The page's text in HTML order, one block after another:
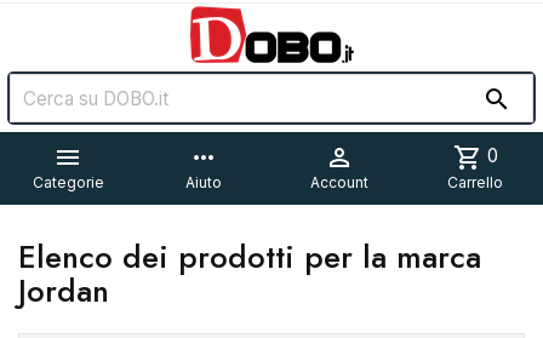


Categorie
more_horiz
Aiuto

Account
shopping_cart 0
Carrello
Elenco dei prodotti per la marca
Jordan